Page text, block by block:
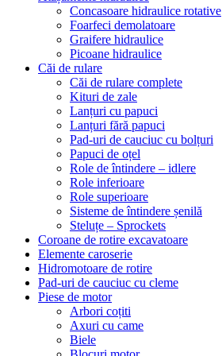
Concasoare hidraulice rotative
Foarfeci demolatoare
Graifere hidraulice
Picoane hidraulice
Căi de rulare
Căi de rulare complete
Kituri de zale
Lanțuri cu papuci
Lanțuri fără papuci
Pad-uri de cauciuc cu bolțuri
Papuci de oțel
Role de întindere – idlere
Role inferioare
Role superioare
Sisteme de întindere șenilă
Steluțe – Sprockets
Coroane de rotire excavatoare
Elemente caroserie
Hidromotoare de rotire
Pad-uri de cauciuc cu cleme
Piese de motor
Arbori coțiti
Axuri cu came
Biele